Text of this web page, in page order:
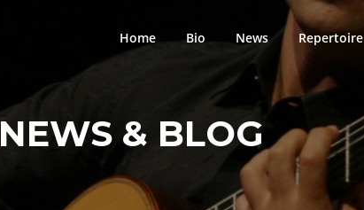
Home Bio News Repertoire
NEWS & BLOG